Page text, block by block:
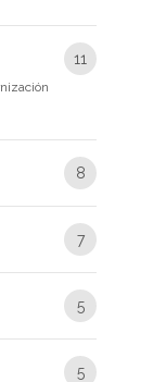
11
8
7
5
5